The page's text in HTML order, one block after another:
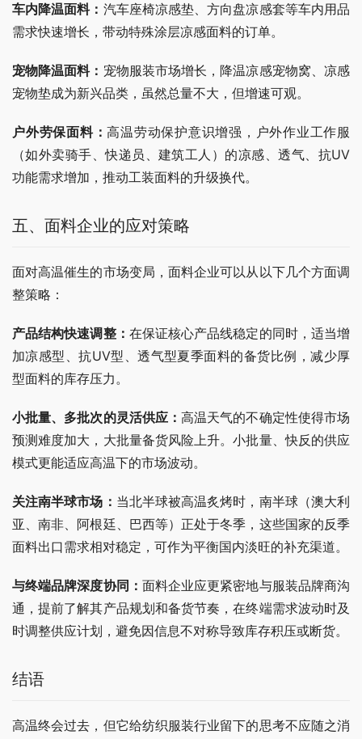
车内降温面料： 汽车座椅凉感垫、方向盘凉感套等车内用品
需求快速增长，带动特殊涂层凉感面料的订单。
宠物降温面料： 宠物服装市场增长，降温凉感宠物窝、凉感
宠物垫成为新兴品类，虽然总量不大，但增速可观。
户外劳保面料：高温劳动保护意识增强，户外作业工作服
（如外卖骑手、快递员、建筑工人）的凉感、透气、抗UV
功能需求增加，推动工装面料的升级换代。
五、面料企业的应对策略
面对高温催生的市场变局，面料企业可以从以下几个方面调
整策略：
产品结构快速调整： 在保证核心产品线稳定的同时，适当增
加凉感型、抗UV型、透气型夏季面料的备货比例，减少厚
型面料的库存压力。
小批量、多批次的灵活供应：高温天气的不确定性使得市场
预测难度加大，大批量备货风险上升。小批量、快反的供应
模式更能适应高温下的市场波动。
关注南半球市场： 当北半球被高温炙烤时，南半球（澳大利
亚、南非、阿根廷、巴西等）正处于冬季，这些国家的反季
面料出口需求相对稳定，可作为平衡国内淡旺的补充渠道。
与终端品牌深度协同： 面料企业应更紧密地与服装品牌商沟
通，提前了解其产品规划和备货节奏，在终端需求波动时及
时调整供应计划，避免因信息不对称导致库存积压或断货。
结语
高温终会过去，但它给纺织服装行业留下的思考不应随之消